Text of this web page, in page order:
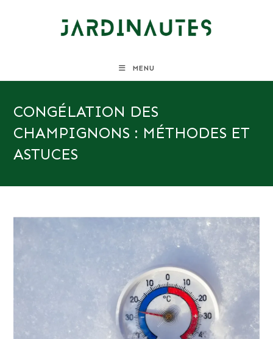
MENU
CONGÉLATION DES
CHAMPIGNONS : MÉTHODES ET
ASTUCES